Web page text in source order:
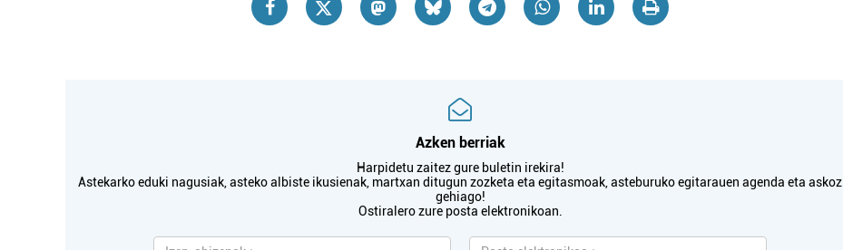
Azken berriak
Harpidetu zaitez gure buletin irekira!
Astekarko eduki nagusiak, asteko albiste ikusienak, martxan ditugun zozketa eta egitasmoak, asteburuko egitarauen agenda eta askoz
gehiago!
Ostiralero zure posta elektronikoan.
Lezo